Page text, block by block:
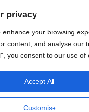
privacy
enhance your browsing
content, and analyse our
you consent to our use of
Customise
Accept All
मेनू
से गायब हो